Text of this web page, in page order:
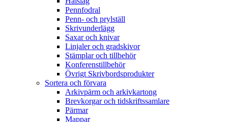
Pennfodral
Penn- och prylställ
Skrivunderlägg
Saxar och knivar
Linjaler och gradskivor
Stämplar och tillbehör
Konferenstillbehör
Övrigt Skrivbordsprodukter
Sortera och förvara
Arkivpärm och arkivkartong
Brevkorgar och tidskriftssamlare
Pärmar
Mappar